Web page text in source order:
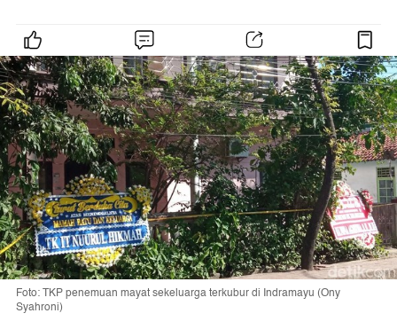
Foto: TKP penemuan mayat sekeluarga terkubur di Indramayu (Ony
Syahroni)